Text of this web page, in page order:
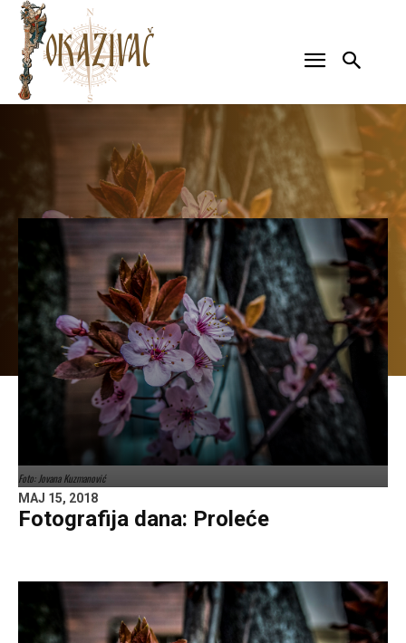
Foto: Jovana Kuzmanović
MAJ 15, 2018
Fotografija dana: Proleće